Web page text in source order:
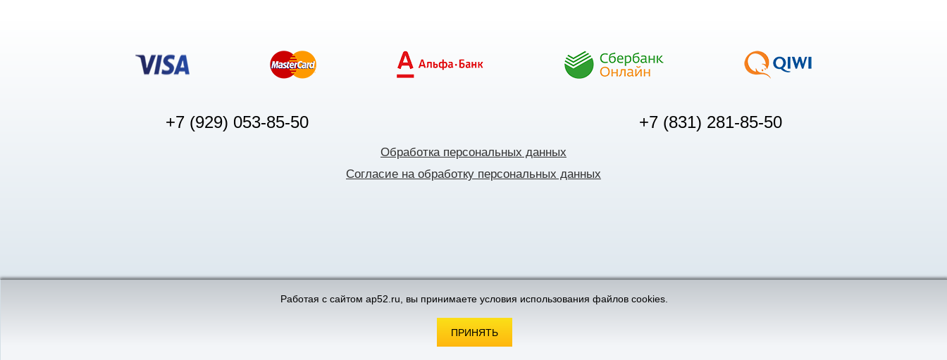
+7 (929) 053-85-50 +7 (831) 281-85-50
Обработка персональных данных
Согласие на обработку персональных данных
Работая с сайтом ap52.ru, вы принимаете условия использования файлов cookies.
ПРИНЯТЬ